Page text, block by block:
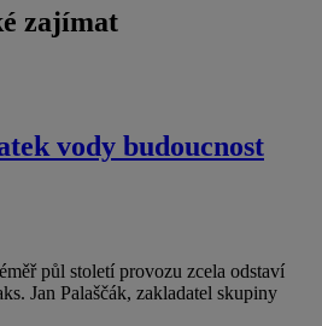
zajímat
vody budoucnost
půl století provozu zcela odstaví
Jan Palaščák, zakladatel skupiny